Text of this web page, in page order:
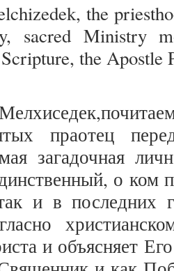
the
sacred Ministry
the Apostle
праотец
загадочная
о ком
и в последних
и объясняет